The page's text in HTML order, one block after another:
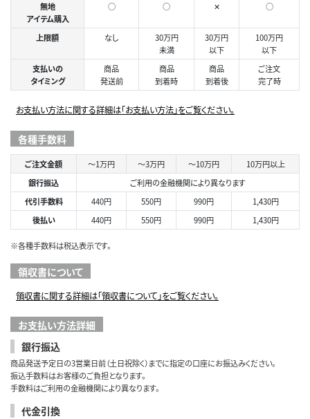
無地
アイテム購入
○ ○ ✕ ○
上限額 なし
30万円
未満
30万円
以下
100万円
以下
支払いの
タイミング
商品
発送前
商品
到着時
商品
到着後
ご注文
完了時
お支払い方法に関する詳細は「お支払い方法」をご覧ください。
各種手数料
ご注文金額 ～1万円 ～3万円 ～10万円
10万円以上
銀行振込
ご利用の金融機関により異なります
代引手数料
440円 550円 990円
1,430円
後払い
440円 550円 990円 1,430円
※各種手数料は税込表示です。
領収書について
領収書に関する詳細は「領収書について」をご覧ください。
お支払い方法詳細
銀行振込
商品発送予定日の3営業日前（土日祝除く）までに指定の口座にお振込みください。
振込手数料はお客様のご負担となります。
手数料はご利用の金融機関により異なります。
代金引換